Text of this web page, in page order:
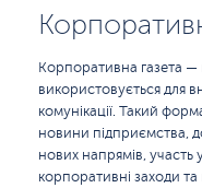
Корпоративна газета —
використовується для
комунікації. Такий
новини підприємства,
нових напрямів, участь
корпоративні заходи та